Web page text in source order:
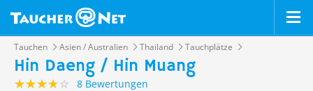
Tauchen Asien / Australien Thailand Tauchplätze
Hin Daeng / Hin Muang
8 Bewertungen